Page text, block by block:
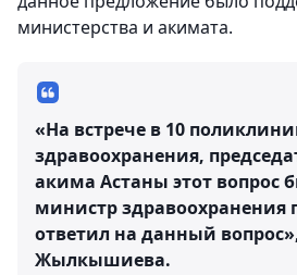
министерства и акимата.
«На встрече в 10
здравоохранения,
акима Астаны этот вопрос
министр здравоохранения
ответил на данный
Жылкышиева.